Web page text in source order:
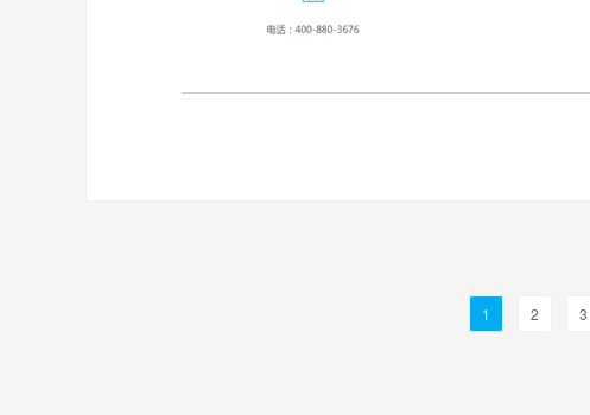
1 2 3